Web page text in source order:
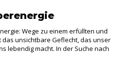
Wege zu einem erfüllten und
das unsichtbare Geflecht, das unser
lebendig macht. In der Suche nach